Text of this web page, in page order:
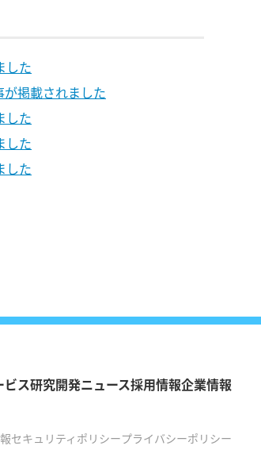
した
掲載されました
した
した
した
ビス研究開発ニュース採用情報企業情報
セキュリティポリシープライバシーポリシー